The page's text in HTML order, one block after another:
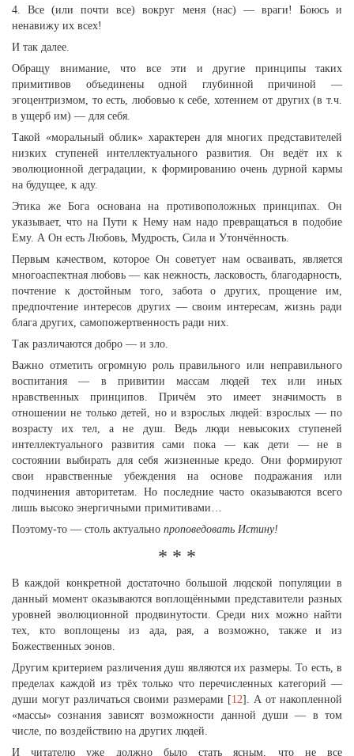
4. Все (или почти все) вокруг меня (нас) — враги! Боюсь и
ненавижу их всех!
И так далее.
Обращу внимание, что все эти и другие принципы таких
примитивов объединены одной глубинной причиной —
эгоцентризмом, то есть, любовью к себе, хотением от других (в т.ч.
в ущерб им) — для себя.
Такой «моральный облик» характерен для многих представителей
низких ступеней интеллектуального развития. Он ведёт их к
эволюционной деградации, к формированию очень дурной кармы
на будущее, к аду.
Этика же Бога основана на противоположных принципах. Он
указывает, что на Пути к Нему нам надо превращаться в подобие
Ему. А Он есть Любовь, Мудрость, Сила и Утончённость.
Первым качеством, которое Он советует нам осваивать, является
многоаспектная любовь — как нежность, ласковость, благодарность,
почтение к достойным того, забота о других, прощение им,
предпочтение интересов других — своим интересам, жизнь ради
блага других, самопожертвенность ради них.
Так различаются добро — и зло.
Важно отметить огромную роль правильного или неправильного
воспитания — в привитии массам людей тех или иных
нравственных принципов. Причём это имеет значимость в
отношении не только детей, но и взрослых людей: взрослых — по
возрасту их тел, а не душ. Ведь люди невысоких ступеней
интеллектуального развития сами пока — как дети — не в
состоянии выбирать для себя жизненные кредо. Они формируют
свои нравственные убеждения на основе подражания или
подчинения авторитетам. Но последние часто оказываются всего
лишь высоко энергичными примитивами…
Поэтому-то — столь актуально проповедовать Истину!
* * *
В каждой конкретной достаточно большой людской популяции в
данный момент оказываются воплощёнными представители разных
уровней эволюционной продвинутости. Среди них можно найти
тех, кто воплощены из ада, рая, а возможно, также и из
Божественных эонов.
Другим критерием различения душ являются их размеры. То есть, в
пределах каждой из трёх только что перечисленных категорий —
души могут различаться своими размерами [12]. А от накопленной
«массы» сознания зависят возможности данной души — в том
числе, по воздействию на других людей.
И читателю уже должно было стать ясным, что не все